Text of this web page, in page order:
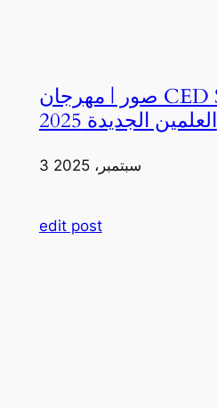
صور | مهرجان CED Sportival في
العلمين الجديدة 2025
3 سبتمبر، 2025
edit post